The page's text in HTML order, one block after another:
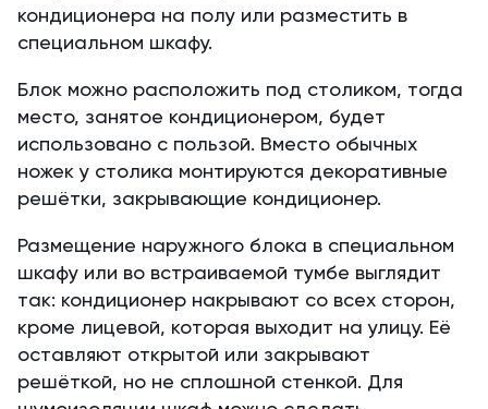
кондиционера на полу или разместить в
специальном шкафу.
Блок можно расположить под столиком, тогда
место, занятое кондиционером, будет
использовано с пользой. Вместо обычных
ножек у столика монтируются декоративные
решётки, закрывающие кондиционер.
Размещение наружного блока в специальном
шкафу или во встраиваемой тумбе выглядит
так: кондиционер накрывают со всех сторон,
кроме лицевой, которая выходит на улицу. Её
оставляют открытой или закрывают
решёткой, но не сплошной стенкой. Для